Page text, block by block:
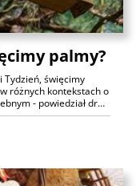
palmy?
Tydzień, święcimy
różnych kontekstach o
- powiedział dr…